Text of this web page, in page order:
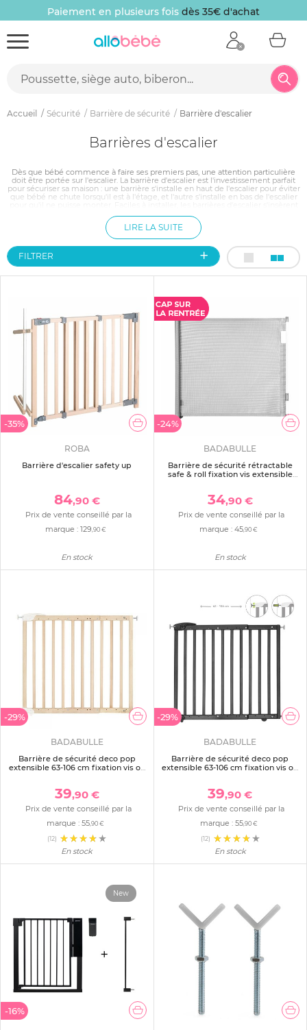
Paiement en plusieurs fois dès 35€ d'achat
Accueil Sécurité Barrière de sécurité Barrière d'escalier
Barrières d'escalier
Dès que bébé commence à faire ses premiers pas, une attention particulière
doit être portée sur l'escalier. La barrière d'escalier est l'investissement parfait
pour sécuriser sa maison : une barrière s'installe en haut de l'escalier pour éviter
que bébé ne chute lorsqu'il est à l'étage, et l'autre s'installe en bas de l'escalier
barrières est simple d'utilisation pour les parents mais conçu de telle sorte
qu'un bébé ne peut l'actionner.
LIRE LA SUITE
FILTRER
-35%
ROBA
Barrière d'escalier safety up
84,90 €
Prix de vente conseillé par la
marque : 129 ,90 €
En stock
-24%
BADABULLE
Barrière de sécurité rétractable
safe & roll fixation vis extensible
34,90 €
Prix de vente conseillé par la
marque :45,90 €
En stock
-29%
BADABULLE
Barrière de sécurité deco pop
extensible 63-106 cm fixation vis ou
39,90 €
Prix de vente conseillé par la
marque :55 ,90 €
(12)
En stock
-29%
BADABULLE
Barrière de sécurité deco pop
extensible 63-106 cm fixation vis ou
39,90 €
Prix de vente conseillé par la
marque : 55,90 €
(12)
En stock
-16%
New